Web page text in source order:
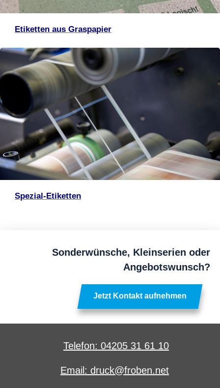
Etiketten aus Graspapier
Spezial-Etiketten
Sonderwünsche, Kleinserien oder
Angebotswunsch?
Jetzt Kontakt aufnehmen
Telefon: 04205 31 61 10
Email: druck@froben.net